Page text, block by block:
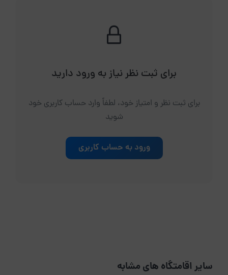
برای ثبت نظر نیاز به ورود دارید
برای ثبت نظر و امتیاز خود، لطفاً وارد حساب کاربری خود
شوید
ورود به حساب کاربری
سایر اقامتگاه های مشابه